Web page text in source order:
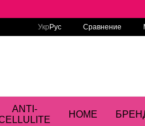
Укр Рус Сравнение
ANTI-
HOME